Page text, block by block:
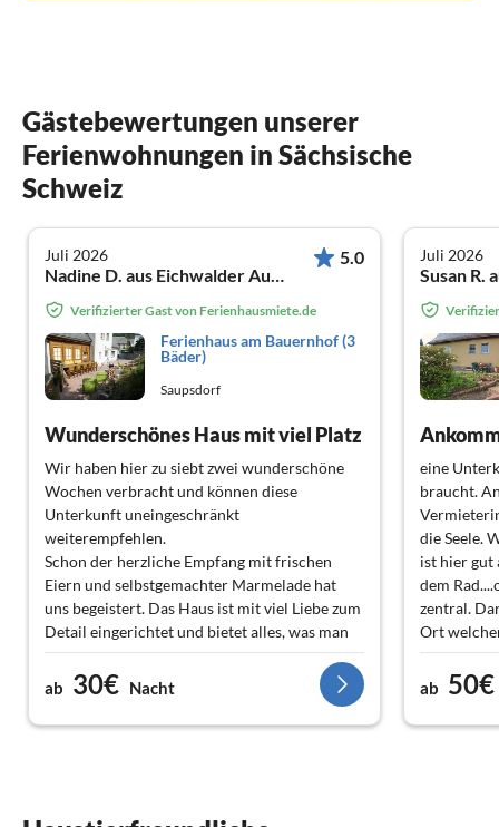
Gästebewertungen unserer
Ferienwohnungen in Sächsische
Schweiz
Juli 2026
Nadine D. aus Eichwalder Ausbau 11d
5.0
Verifizierter Gast von Ferienhausmiete.de
Ferienhaus am Bauernhof (3
Bäder)
Saupsdorf
Wunderschönes Haus mit viel Platz
Wir haben hier zu siebt zwei wunderschöne
Wochen verbracht und können diese
Unterkunft uneingeschränkt
weiterempfehlen.
Schon der herzliche Empfang mit frischen
Eiern und selbstgemachter Marmelade hat
uns begeistert. Das Haus ist mit viel Liebe zum
Detail eingerichtet und bietet alles, was man
für einen entspannten Urlaub braucht. Die
große Küche, die gemütliche Leseecke, die
Grillecke haben unseren Aufenthalt perfekt
an alles gedacht, von Handseife,
ab 30€ Nacht
Juli 2026
Susan R.
eine
braucht.
die Seele.
ist hier gut
dem
zentral.
Ort
sehen uns
ab 50€